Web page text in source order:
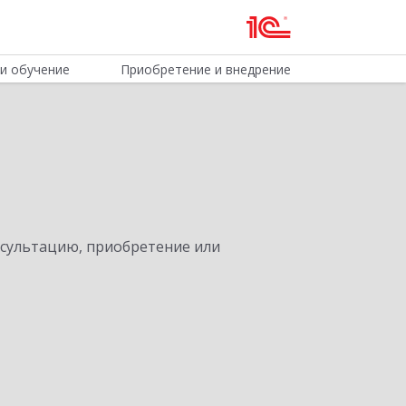
обучение Приобретение и внедрение
приобретение или